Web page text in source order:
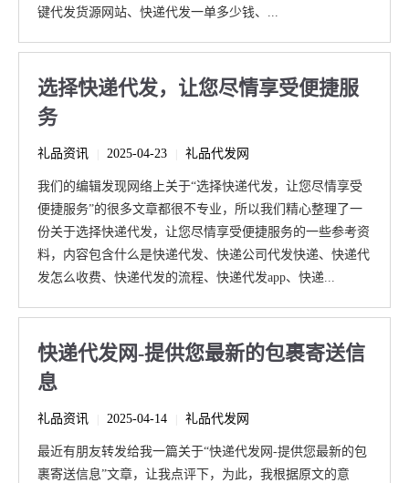
键代发货源网站、快递代发一单多少钱、...
选择快递代发，让您尽情享受便捷服
务
礼品资讯 2025-04-23 礼品代发网
我们的编辑发现网络上关于“选择快递代发，让您尽情享受
便捷服务”的很多文章都很不专业，所以我们精心整理了一
份关于选择快递代发，让您尽情享受便捷服务的一些参考资
料，内容包含什么是快递代发、快递公司代发快递、快递代
发怎么收费、快递代发的流程、快递代发app、快递...
快递代发网-提供您最新的包裹寄送信
息
礼品资讯 2025-04-14 礼品代发网
最近有朋友转发给我一篇关于“快递代发网-提供您最新的包
裹寄送信息”文章，让我点评下，为此，我根据原文的意